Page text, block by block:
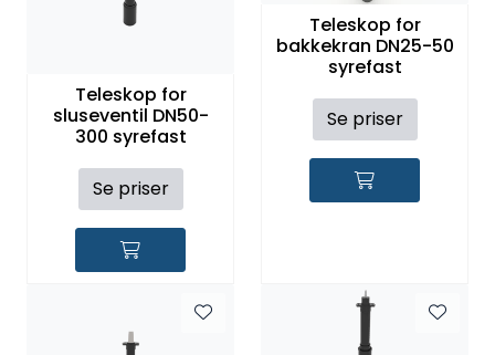
Teleskop for
sluseventil DN50-
300 syrefast
Se priser
Teleskop for
bakkekran DN25-50
syrefast
Se priser